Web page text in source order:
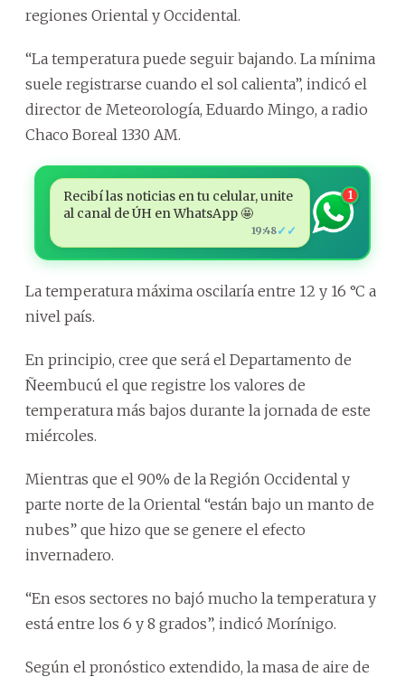
regiones Oriental y Occidental.
“La temperatura puede seguir bajando. La mínima
suele registrarse cuando el sol calienta”, indicó el
director de Meteorología, Eduardo Mingo, a radio
Chaco Boreal 1330 AM.
Recibí las noticias en tu celular, unite
al canal de ÚH en WhatsApp 🤩
19:48✓✓
1
La temperatura máxima oscilaría entre 12 y 16 °C a
nivel país.
En principio, cree que será el Departamento de
Ñeembucú el que registre los valores de
temperatura más bajos durante la jornada de este
miércoles.
Mientras que el 90% de la Región Occidental y
parte norte de la Oriental “están bajo un manto de
nubes” que hizo que se genere el efecto
invernadero.
“En esos sectores no bajó mucho la temperatura y
está entre los 6 y 8 grados”, indicó Morínigo.
Según el pronóstico extendido, la masa de aire de